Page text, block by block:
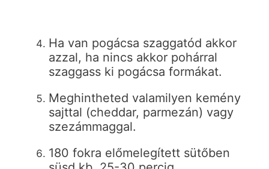
Ha van pogácsa szaggatód akkor
azzal, ha nincs akkor pohárral
szaggass ki pogácsa formákat.
Meghintheted valamilyen kemény
sajttal (cheddar, parmezán) vagy
szezámmaggal.
180 fokra előmelegített sütőben